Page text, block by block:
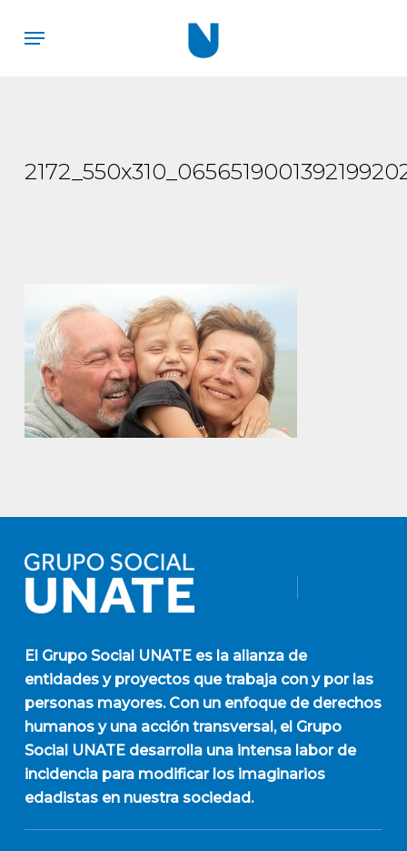
Menu
El Grupo Social UNATEes la alianza de
entidades y proyectos que trabaja con y por las
personas mayores. Con un enfoque de derechos
humanos y una acción transversal, el Grupo
Social UNATE desarrolla una intensa labor de
incidencia para modificar los imaginarios
edadistas en nuestra sociedad.